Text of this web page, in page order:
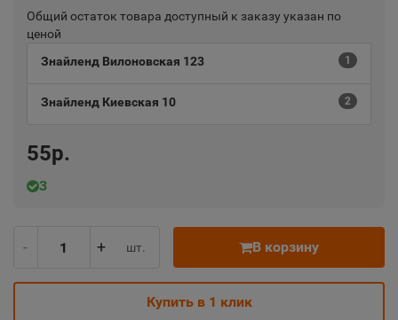
Общий остаток товара доступный к заказу указан по
ценой
Знайленд Вилоновская 123
1
Знайленд Киевская 10 2
55р.
3
- + шт. В корзину
Купить в 1 клик